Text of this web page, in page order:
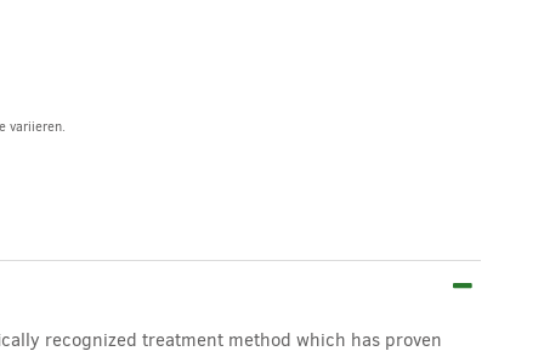
variieren.
recognized treatment method which has proven